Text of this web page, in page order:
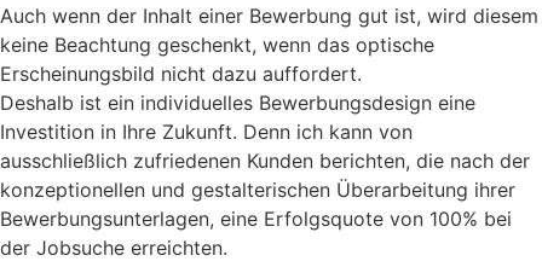
Auch wenn der Inhalt einer Bewerbung gut ist, wird diesem
keine Beachtung geschenkt, wenn das optische
Erscheinungsbild nicht dazu auffordert.
Deshalb ist ein individuelles Bewerbungsdesign eine
Investition in Ihre Zukunft. Denn ich kann von
ausschließlich zufriedenen Kunden berichten, die nach der
konzeptionellen und gestalterischen Überarbeitung ihrer
Bewerbungsunterlagen, eine Erfolgsquote von 100% bei
der Jobsuche erreichten.